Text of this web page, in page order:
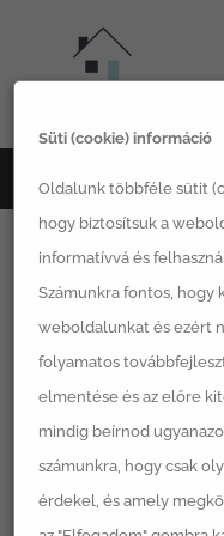
Süti (cookie) információ
Oldalunk többféle sütit
hogy biztosítsuk a
informatívvá és
Számunkra fontos, hogy
weboldalunkat és ezért
folyamatos
elmentése és az előre
mindig beírnod
számunkra, hogy csak
érdekel, és amely